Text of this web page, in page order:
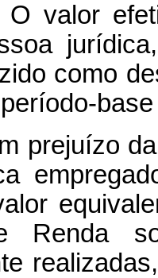
valor
como
prejuízo
Renda